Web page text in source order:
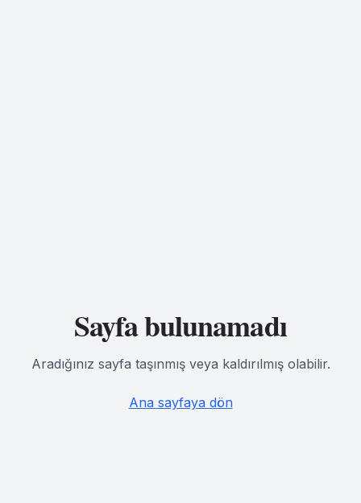
Sayfa bulunamadı
Aradığınız sayfa taşınmış veya kaldırılmış olabilir.
Ana sayfaya dön